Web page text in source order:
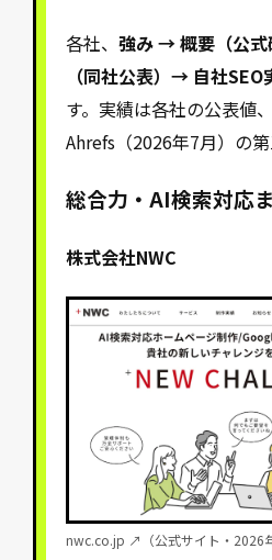
各社、強み → 概要（公
（同社公表）→ 自社SEO
す。実績は各社の公表値
Ahrefs（2026年7月）の第
総合力・AI検索対応
株式会社NWC
nwc.co.jp ↗（公式サイト・2026